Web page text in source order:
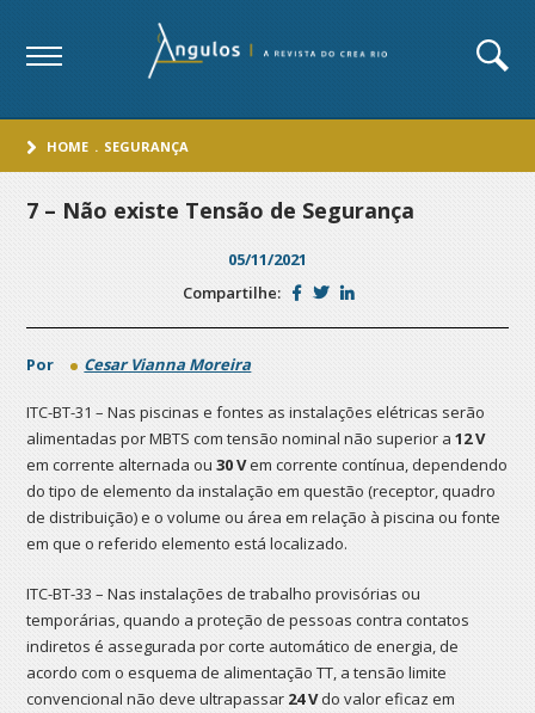
HOME . SEGURANÇA
7 – Não existe Tensão de Segurança
05/11/2021
Compartilhe:
Por Cesar Vianna Moreira
ITC-BT-31 – Nas piscinas e fontes as instalações elétricas serão
alimentadas por MBTS com tensão nominal não superior a12 V
em corrente alternada ou30 Vem corrente contínua, dependendo
do tipo de elemento da instalação em questão (receptor, quadro
de distribuição) e o volume ou área em relação à piscina ou fonte
em que o referido elemento está localizado.
ITC-BT-33 – Nas instalações de trabalho provisórias ou
temporárias, quando a proteção de pessoas contra contatos
indiretos é assegurada por corte automático de energia, de
acordo com o esquema de alimentação TT, a tensão limite
convencional não deve ultrapassar 24 Vdo valor eficaz em